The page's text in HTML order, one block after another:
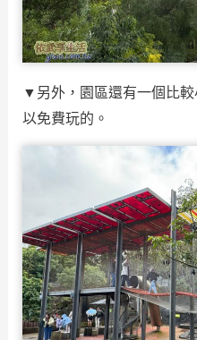
▼另外，園區還有一個比較
以免費玩的。